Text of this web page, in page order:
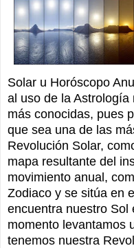
Solar u Horóscopo
al uso de la
más conocidas, pues
que sea una de las
Revolución Solar,
mapa resultante del
movimiento anual,
Zodiaco y se sitúa en
encuentra nuestro Sol
momento levantamos
tenemos nuestra